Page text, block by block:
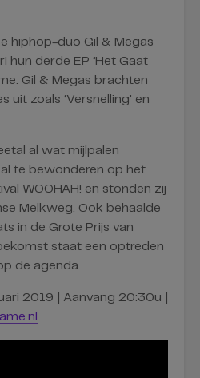
hiphop-duo Gil & Megas
hun derde EP ‘Het Gaat
Gil & Megas brachten
uit zoals ‘Versnelling’ en
al wat mijlpalen
te bewonderen op het
WOOHAH! en stonden zij
Melkweg. Ook behaalde
in de Grote Prijs van
staat een optreden
de agenda.
2019 | Aanvang 20:30u |